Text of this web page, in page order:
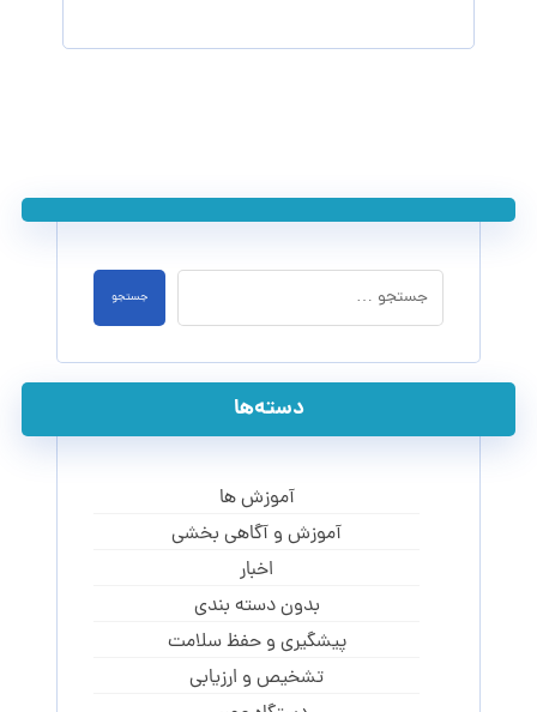
جستجو
دسته‌ها
آموزش ها
آموزش و آگاهی‌ بخشی
اخبار
بدون دسته بندی
پیشگیری و حفظ سلامت
تشخیص و ارزیابی